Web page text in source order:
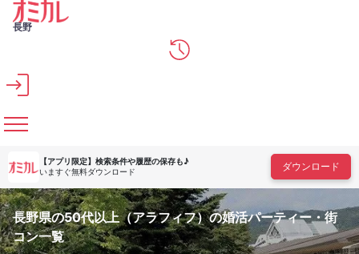
メインコンテンツへスキップ
長野
【アプリ限定】 検索条件や履歴の保存も♪
いますぐ無料ダウンロード
ダウンロード
長野県の50代以上（アラフィフ）の婚活パーティー・街
コン一覧